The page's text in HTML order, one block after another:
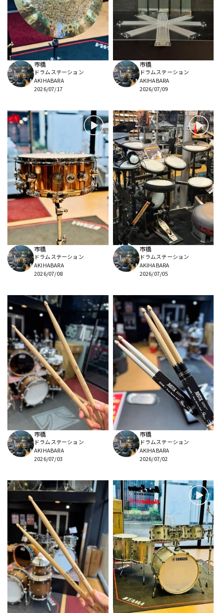
市橋
ドラムステーション
AKIHABARA
2026/07/17
市橋
ドラムステーション
AKIHABARA
2026/07/09
市橋
ドラムステーション
AKIHABARA
2026/07/08
市橋
ドラムステーション
AKIHABARA
2026/07/05
市橋
ドラムステーション
AKIHABARA
2026/07/03
市橋
ドラムステーション
AKIHABARA
2026/07/02